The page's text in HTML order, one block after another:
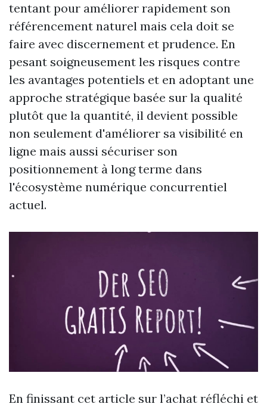
tentant pour améliorer rapidement son
référencement naturel mais cela doit se
faire avec discernement et prudence. En
pesant soigneusement les risques contre
les avantages potentiels et en adoptant une
approche stratégique basée sur la qualité
plutôt que la quantité, il devient possible
non seulement d'améliorer sa visibilité en
ligne mais aussi sécuriser son
positionnement à long terme dans
l'écosystème numérique concurrentiel
actuel.
En finissant cet article sur l’achat réfléchi et